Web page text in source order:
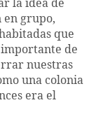
la idea de
en grupo,
que
de
nuestras
una colonia
era el